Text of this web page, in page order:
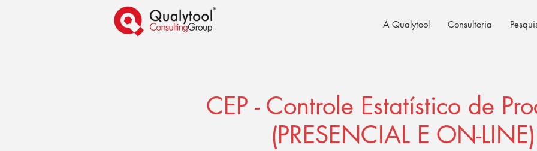
A Qualytool Consultoria
CEP - Controle Estatístico de
(PRESENCIAL E ON-LINE)